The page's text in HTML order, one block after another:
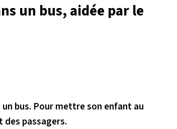
un bus, aidée par le
bus. Pour mettre son enfant au
des passagers.